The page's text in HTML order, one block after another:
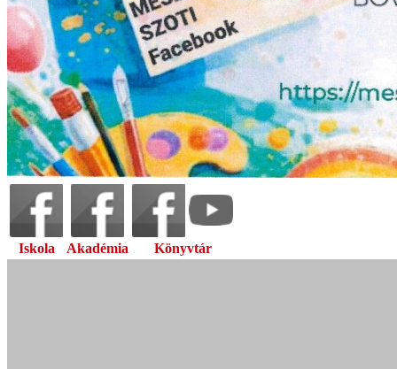
Iskola Akadémia Könyvtár